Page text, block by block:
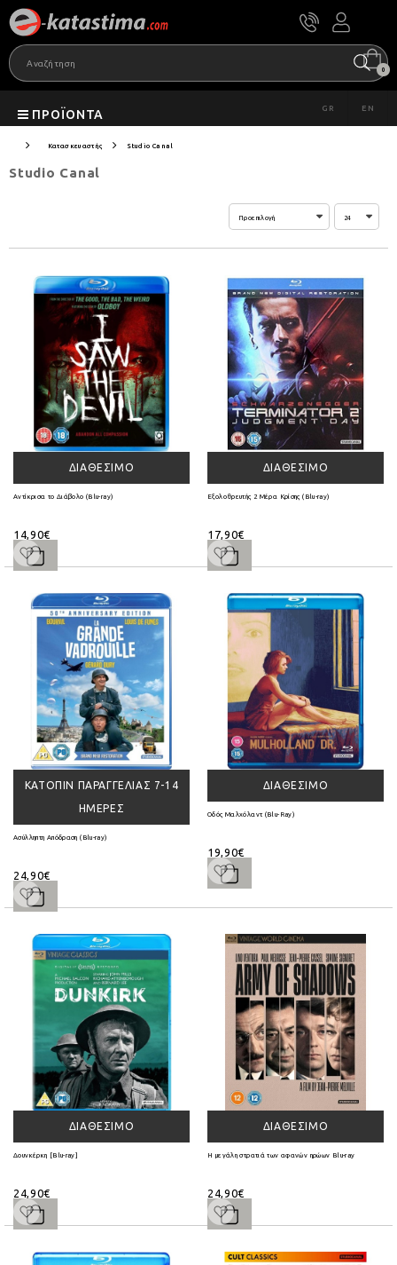
0
ΠΡΟΪΌΝΤΑ GR EN
Κατασκευαστής Studio Canal
Studio Canal
ΔΙΑΘΈΣΙΜΟ
Αντίκρισα το Διάβολο (Blu-ray)
14,90€
ΔΙΑΘΈΣΙΜΟ
Εξολοθρευτής 2 Μέρα Κρίσης (Blu-ray)
17,90€
ΚΑΤΌΠΙΝ ΠΑΡΑΓΓΕΛΊΑΣ 7-14
ΗΜΈΡΕΣ
Ασύλληπτη Απόδραση (Blu-ray)
24,90€
ΔΙΑΘΈΣΙΜΟ
Οδός Μαλχόλαντ (Blu-Ray)
19,90€
ΔΙΑΘΈΣΙΜΟ
Δουνκέρκη [Blu-ray]
24,90€
ΔΙΑΘΈΣΙΜΟ
Η μεγάλη στρατιά των αφανών ηρώων Blu-ray
24,90€